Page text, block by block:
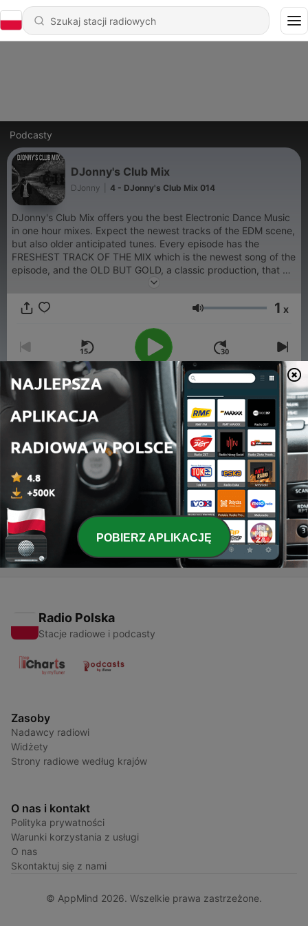
Podcasty
DJonny's Club Mix
DJonny 4 - DJonny's Club Mix 014
DJonny's Club Mix offers you the best Electronic Dance Music
in one hour mixes. Expect the newest tracks of the EDM scene,
but also older anticipated tunes. Every episode has the
FRESHEST TRACK OF THE MIX which is the newest song of the
episode, and the OLD BUT GOLD, a classic production, that will
Głośność 1 x
00:00 00:00
DJonny's Club Mix 014
02 maj 2016
3 - DJonny's Club Mix 013
24 kwi 2016
Radio Polska
Stacje radiowe i podcasty
Zasoby
Nadawcy radiowi
Widżety
Strony radiowe według krajów
O nas i kontakt
Polityka prywatności
Warunki korzystania z usługi
O nas
Skontaktuj się z nami
© AppMind 2026. Wszelkie prawa zastrzeżone.
POBIERZ APLIKACJĘ